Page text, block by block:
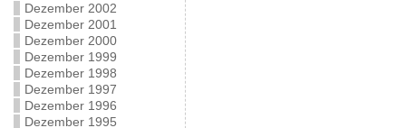
Dezember 2002
Dezember 2001
Dezember 2000
Dezember 1999
Dezember 1998
Dezember 1997
Dezember 1996
Dezember 1995